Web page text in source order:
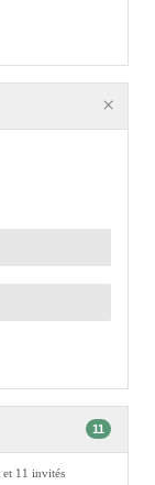
11
11 invités